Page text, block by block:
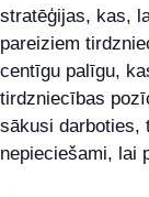
stratēģijas, kas,
pareiziem
centīgu palīgu,
tirdzniecības
sākusi darboties,
nepieciešami, lai